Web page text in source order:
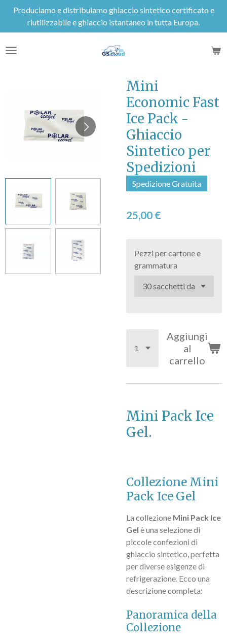
Vai
contenuto
principale
Produciamo e distribuiamo ghiaccio sintetico certificato e
riutilizzabile e ghiaccio istantaneo in tutta Europa.
Mini
Economic Fast
Ice Pack -
Ghiaccio
Sintetico per
Spedizioni
Spedizione Gratuita
25,00 €
Pezzi per cartone e
grammatura
Aggiungi
al
carrello
Mini Pack Ice
Gel.
Collezione Mini
Pack Ice Gel
La collezione Mini Pack Ice
Gel è una selezione di
piccole confezioni di
ghiaccio sintetico, perfetta
per diverse esigenze di
refrigerazione. Ecco una
descrizione completa:
Panoramica della
Collezione